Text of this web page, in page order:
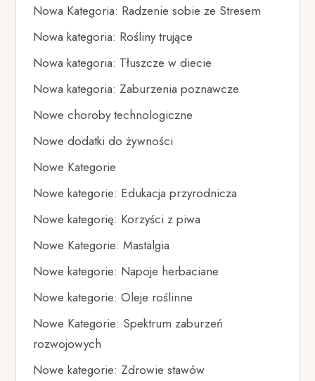
Nowa Kategoria: Radzenie sobie ze Stresem
Nowa kategoria: Rośliny trujące
Nowa kategoria: Tłuszcze w diecie
Nowa kategoria: Zaburzenia poznawcze
Nowe choroby technologiczne
Nowe dodatki do żywności
Nowe Kategorie
Nowe kategorie: Edukacja przyrodnicza
Nowe kategorię: Korzyści z piwa
Nowe Kategorie: Mastalgia
Nowe kategorie: Napoje herbaciane
Nowe kategorie: Oleje roślinne
Nowe Kategorie: Spektrum zaburzeń
rozwojowych
Nowe kategorie: Zdrowie stawów